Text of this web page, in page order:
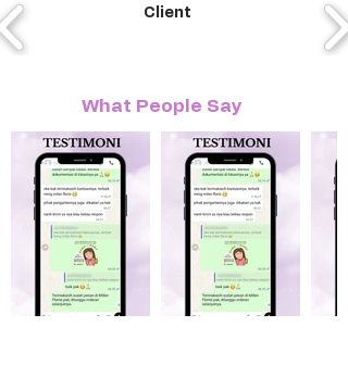
Client
What People Say